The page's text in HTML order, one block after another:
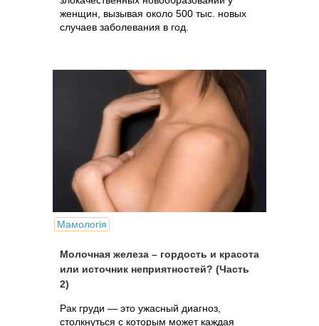
женщин, вызывая около 500 тыс. новых
случаев заболевания в год.
Мамологія
Молочная железа – гордость и красота
или источник неприятностей? (Часть
2)
Рак груди — это ужасный диагноз,
столкнуться с которым может каждая